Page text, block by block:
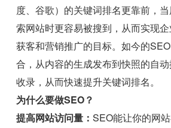
度、谷歌）的关键词排名更靠前，
索网站时更容易被搜到，从而实现
获客和营销推广的目标。如今的
合，从内容的生成发布到快照的自
收录，从而快速提升关键词排名。
为什么要做SEO？
提高网站访问量：SEO能让你的网